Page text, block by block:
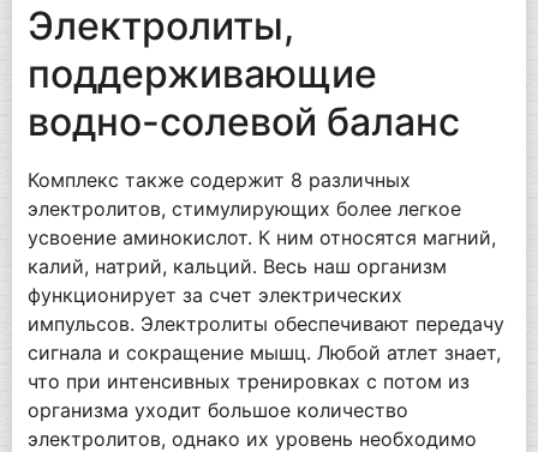
Электролиты,
поддерживающие
водно-солевой баланс
Комплекс также содержит 8 различных
электролитов, стимулирующих более легкое
усвоение аминокислот. К ним относятся магний,
калий, натрий, кальций. Весь наш организм
функционирует за счет электрических
импульсов. Электролиты обеспечивают передачу
сигнала и сокращение мышц. Любой атлет знает,
что при интенсивных тренировках с потом из
организма уходит большое количество
электролитов, однако их уровень необходимо